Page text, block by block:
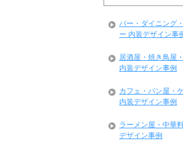
バー・ダイニング
ー 内装デザイン事
居酒屋・焼き鳥屋
内装デザイン事例
カフェ・パン屋・
内装デザイン事例
ラーメン屋・中華
デザイン事例